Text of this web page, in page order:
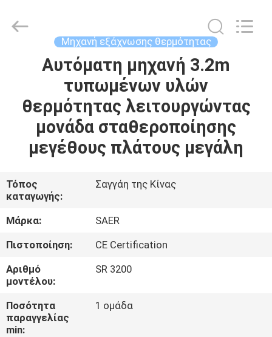
ΑΡΧΙΚΉ
ΠΡΟΪΌΝΤΑ
ΒΊΝΤΕΟ
ΣΧΕΤΙΚΆ
ΜΕ
ΕΜΆΣ
ΓΎΡΟΣ
ΕΡΓΟΣΤΑΣΊΩΝ
Supplier
Μηχανή εξάχνωσης θερμότητας
Αυτόματη μηχανή 3.2m
τυπωμένων υλών
θερμότητας λειτουργώντας
μονάδα σταθεροποίησης
μεγέθους πλάτους μεγάλη
Τόπος
καταγωγής:
Σαγγάη της Κίνας
Μάρκα:
SAER
Πιστοποίηση:
CE Certification
Αριθμό
μοντέλου:
SR 3200
Ποσότητα
παραγγελίας
min:
1 ομάδα